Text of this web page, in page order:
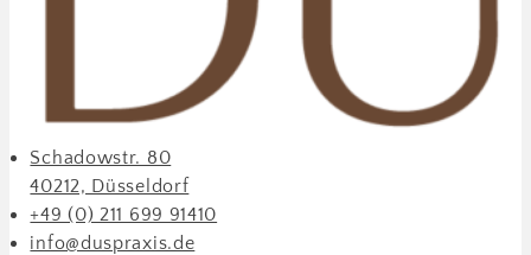
Schadowstr. 80
40212, Düsseldorf
+49 (0) 211 699 91410
info@duspraxis.de